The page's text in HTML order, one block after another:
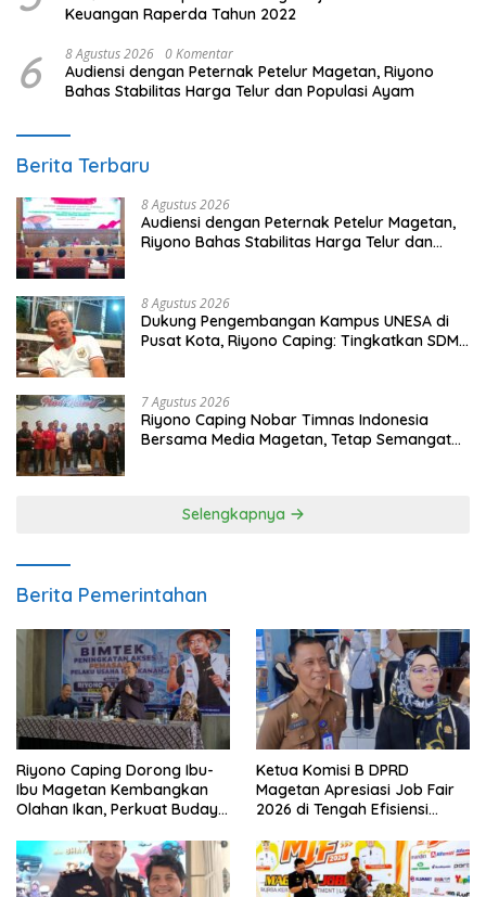
Keuangan Raperda Tahun 2022
6 8 Agustus 2026 0 Komentar
Audiensi dengan Peternak Petelur Magetan, Riyono
Bahas Stabilitas Harga Telur dan Populasi Ayam
Berita Terbaru
8 Agustus 2026
Audiensi dengan Peternak Petelur Magetan,
Riyono Bahas Stabilitas Harga Telur dan
8 Agustus 2026
Dukung Pengembangan Kampus UNESA di
Pusat Kota, Riyono Caping: Tingkatkan SDM
7 Agustus 2026
Riyono Caping Nobar Timnas Indonesia
Bersama Media Magetan, Tetap Semangat
Selengkapnya
Berita Pemerintahan
Riyono Caping Dorong Ibu-
Ibu Magetan Kembangkan
Olahan Ikan, Perkuat Budaya
Ketua Komisi B DPRD
Magetan Apresiasi Job Fair
2026 di Tengah Efisiensi